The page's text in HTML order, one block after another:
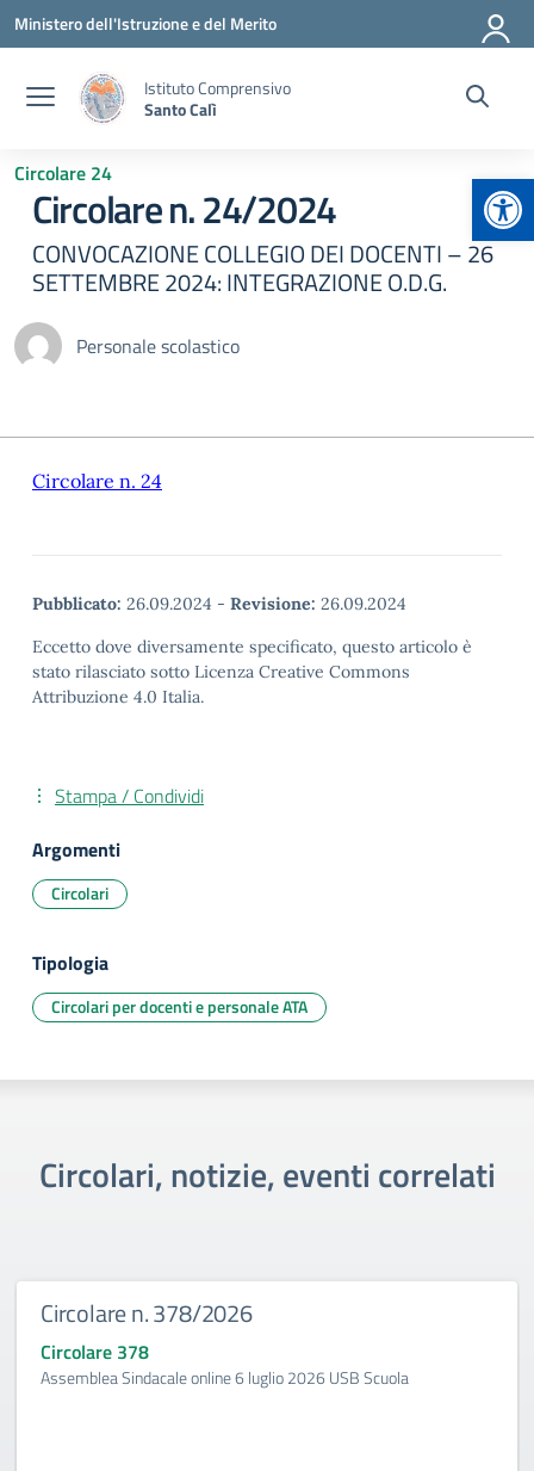
Vai ai contenuti
Vai al menu di navigazione
Vai al footer
Ministero dell'Istruzione e del Merito
Istituto Comprensivo
Santo Calì
Circolare 24
Circolare n. 24/2024
CONVOCAZIONE COLLEGIO DEI DOCENTI – 26
SETTEMBRE 2024: INTEGRAZIONE O.D.G.
Personale scolastico
Circolare n. 24
Pubblicato: 26.09.2024 - Revisione: 26.09.2024
Eccetto dove diversamente specificato, questo articolo è
stato rilasciato sotto Licenza Creative Commons
Attribuzione 4.0 Italia.
Stampa / Condividi
Argomenti
Circolari
Tipologia
Circolari per docenti e personale ATA
Circolari, notizie, eventi correlati
Circolare n. 378/2026
Circolare 378
Assemblea Sindacale online 6 luglio 2026 USB Scuola